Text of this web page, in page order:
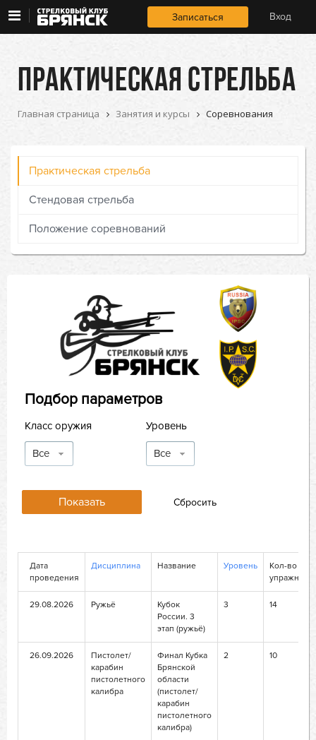
Занятия и курсы
О клубе
Записаться Вход
Занятия
и курсы
и цены
клубе
ПРАКТИЧЕСКАЯ СТРЕЛЬБА
Главная страница Занятия и курсы Соревнования
Подбор параметров
Класс оружия
Все
Уровень
Все
Дата
проведения
Дисциплина Название Уровень
Кол-во
29.08.2026 Ружьё
Кубок
России. 3
этап (ружьё)
3 14
26.09.2026
Пистолет/
карабин
пистолетного
калибра
Финал Кубка
Брянской
области
(пистолет/
карабин
пистолетного
калибра)
2 10
Практическая стрельба
Стендовая стрельба
Положение соревнований